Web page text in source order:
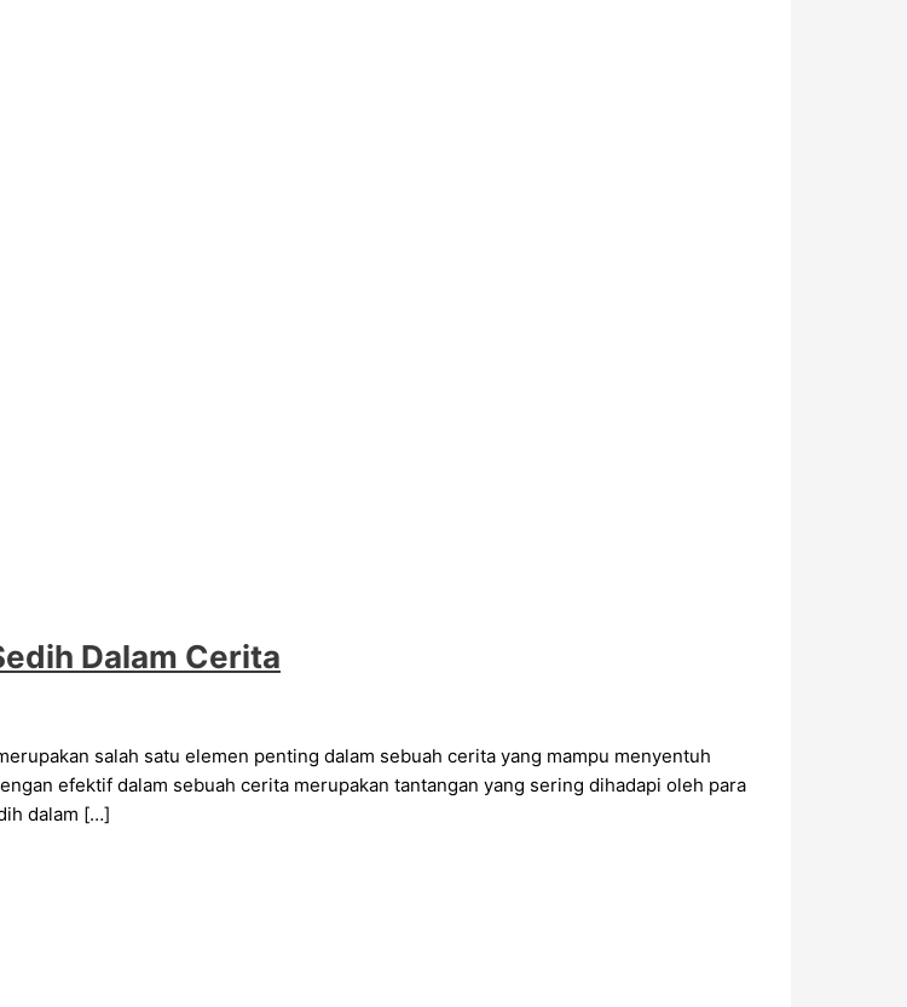
Dalam Cerita
salah satu elemen penting dalam sebuah cerita yang mampu menyentuh
efektif dalam sebuah cerita merupakan tantangan yang sering dihadapi oleh para
dalam […]